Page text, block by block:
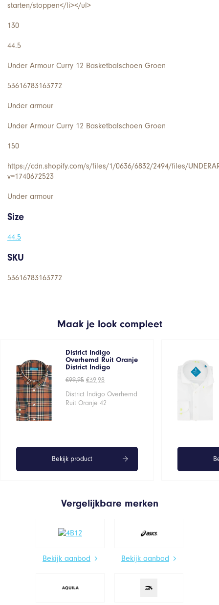
starten/stoppen</li></ul>
130
44.5
Under Armour Curry 12 Basketbalschoen Groen
53616783163772
Under armour
Under Armour Curry 12 Basketbalschoen Groen
150
https://cdn.shopify.com/s/files/1/0636/6832/2494/files/
v=1740672523
Under armour
Size
44.5
SKU
53616783163772
Maak je look compleet
District Indigo
Overhemd Ruit Oranje
District Indigo
€99,95 Oorspronkelijke
was:
€99,95.
€39,98Huidige
is:
€39,98.
District Indigo Overhemd
Ruit Oranje 42
Bekijk product
Vergelijkbare merken
Bekijk aanbod Bekijk aanbod